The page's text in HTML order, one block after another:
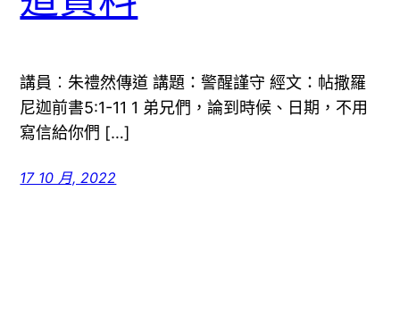
講員︰朱禮然傳道 講題：警醒謹守 經文：帖撒羅
尼迦前書5:1-11 1 弟兄們，論到時候、日期，不用
寫信給你們 […]
17 10 月, 2022